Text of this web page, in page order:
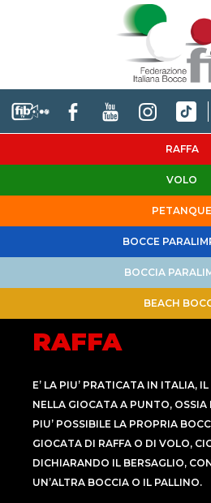
RAFFA
VOLO
PETANQUE
BOCCE
BOCCIA
BEACH
RAFFA
E’ LA PIU’ PRATICATA IN ITALIA,
NELLA GIOCATA A PUNTO, OSSIA
PIU’ POSSIBILE LA PROPRIA
GIOCATA DI RAFFA O DI VOLO,
DICHIARANDO IL BERSAGLIO,
UN’ALTRA BOCCIA O IL PALLINO.